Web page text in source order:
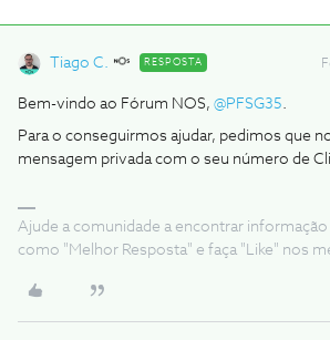
Tiago C. RESPOSTA
Bem-vindo ao Fórum NOS, @PFSG35.
Para o conseguirmos ajudar, pedimos que
mensagem privada com o seu número de
Ajude a comunidade a encontrar
como "Melhor Resposta" e faça "Like" nos